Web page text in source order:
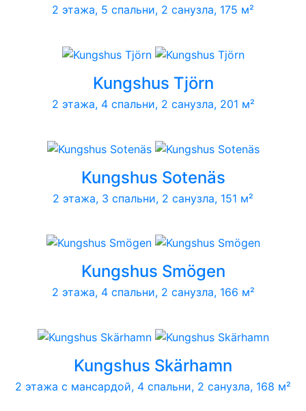
2 этажа, 5 спальни, 2 санузла, 175 м²
Kungshus Tjörn
2 этажа, 4 спальни, 2 санузла, 201 м²
Kungshus Sotenäs
2 этажа, 3 спальни, 2 санузла, 151 м²
Kungshus Smögen
2 этажа, 4 спальни, 2 санузла, 166 м²
Kungshus Skärhamn
2 этажа с мансардой, 4 спальни, 2 санузла, 168 м²